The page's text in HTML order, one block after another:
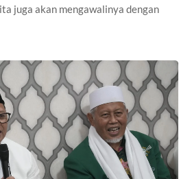
juga akan mengawalinya dengan